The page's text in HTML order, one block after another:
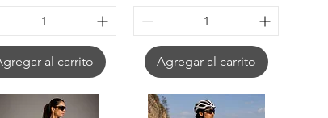
al carrito Agregar al carrito